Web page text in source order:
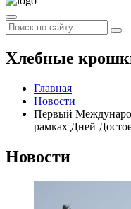
Хлебные
Главная
Новости
Первый
рамках Дней
Новости